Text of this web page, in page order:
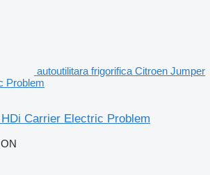
autoutilitara frigorifica Citroen Jumper
Problem
Carrier Electric Problem